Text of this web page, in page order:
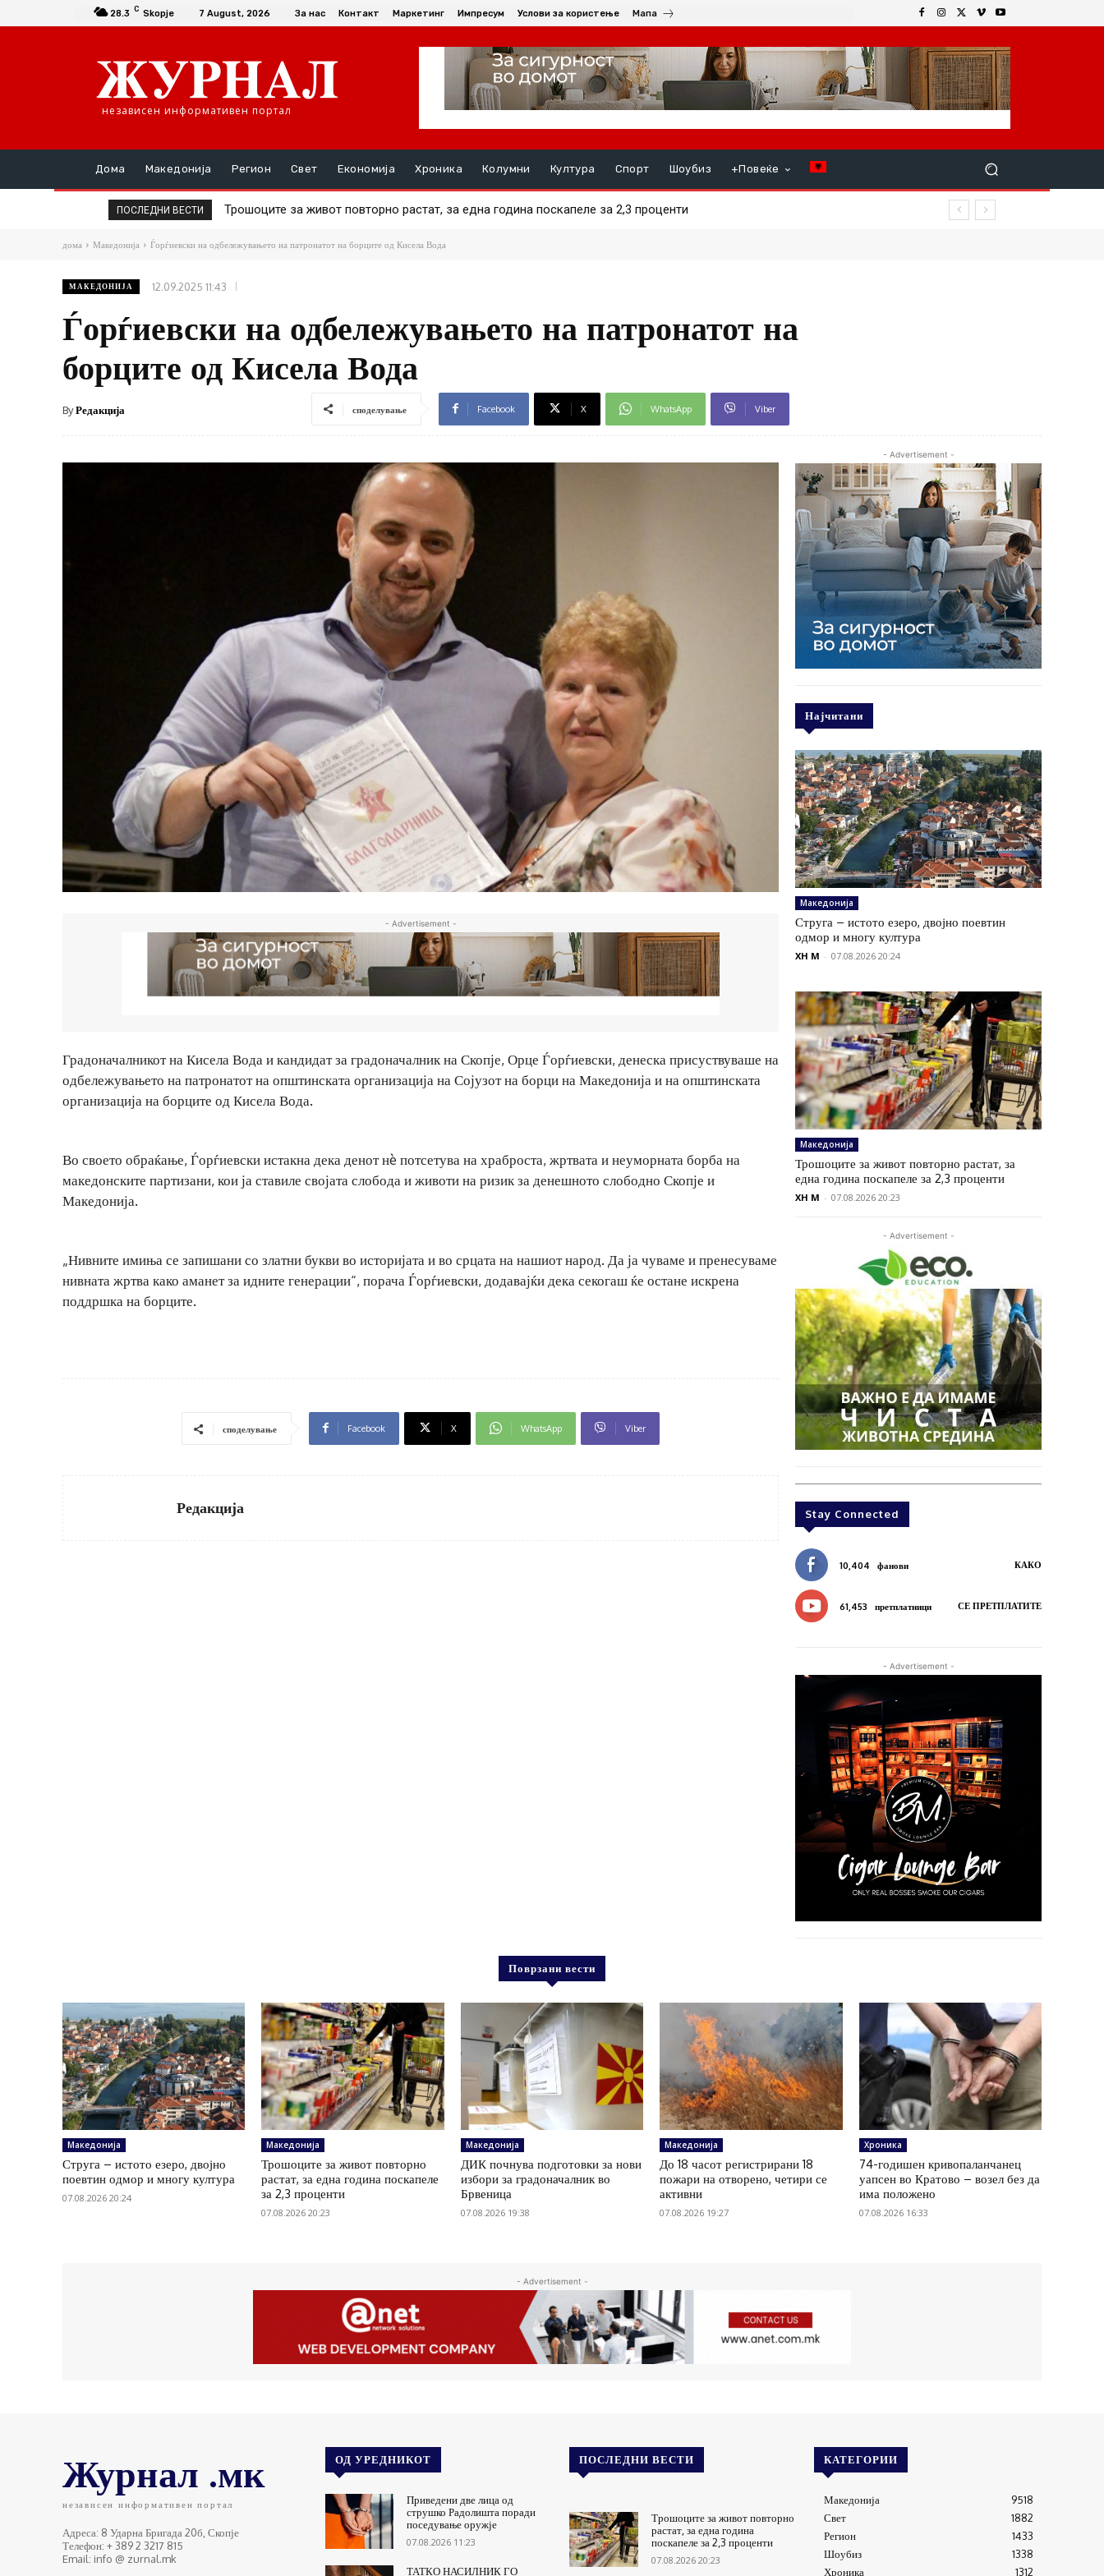
28.3 C Skopje 7 August, 2026 За нас Контакт Маркетинг Импресум Услови за користење Мапа
независен информативен портал
Дома Македонија Регион Свет Економија Хроника Колумни Култура Спорт Шоубиз +Повеќе
ПОСЛЕДНИ ВЕСТИ Трошоците за живот повторно растат, за една година поскапеле за 2,3 проценти
ДИК почнува подготовки за нови избори за градоначалник во Брвеница
дома Македонија Ѓорѓиевски на одбележувањето на патронатот на борците од Кисела Вода
МАКЕДОНИЈА 12.09.2025 11:43
Ѓорѓиевски на одбележувањето на патронатот на
борците од Кисела Вода
ByРедакција споделување Facebook X WhatsApp Viber
- Advertisement -
Градоначалникот на Кисела Вода и кандидат за градоначалник на Скопје, Орце Ѓорѓиевски, денеска присуствуваше на
одбележувањето на патронатот на општинската организација на Сојузот на борци на Македонија и на општинската
организација на борците од Кисела Вода.
Во своето обраќање, Ѓорѓиевски истакна дека денот нè потсетува на храброста, жртвата и неуморната борба на
македонските партизани, кои ја ставиле својата слобода и животи на ризик за денешното слободно Скопје и
Македонија.
„Нивните имиња се запишани со златни букви во историјата и во срцата на нашиот народ. Да ја чуваме и пренесуваме
нивната жртва како аманет за идните генерации“, порача Ѓорѓиевски, додавајќи дека секогаш ќе остане искрена
поддршка на борците.
споделување Facebook X WhatsApp Viber
Редакција
- Advertisement -
Најчитани
Македонија
Струга – истото езеро, двојно поевтин
одмор и многу култура
XH M - 07.08.2026 20:24
Македонија
Трошоците за живот повторно растат, за
една година поскапеле за 2,3 проценти
XH M - 07.08.2026 20:23
- Advertisement -
Stay Connected
10,404 фанови КАКО
61,453 претплатници СЕ ПРЕТПЛАТИТЕ
- Advertisement -
Поврзани вести
Македонија
Струга – истото езеро, двојно
поевтин одмор и многу култура
07.08.2026 20:24
Македонија
Трошоците за живот повторно
растат, за една година поскапеле
за 2,3 проценти
07.08.2026 20:23
Македонија
ДИК почнува подготовки за нови
избори за градоначалник во
Брвеница
07.08.2026 19:38
Македонија
До 18 часот регистрирани 18
пожари на отворено, четири се
активни
07.08.2026 19:27
Хроника
74-годишен кривопаланчанец
уапсен во Кратово – возел без да
има положено
07.08.2026 16:33
- Advertisement -
Журнал .мк
независен информативен портал
Адреса: 8 Ударна Бригада 20б, Скопје
Телефон: + 389 2 3217 815
Email: info @ zurnal.mk
ОД УРЕДНИКОТ
Приведени две лица од
струшко Радолишта поради
поседување оружје
07.08.2026 11:23
ТАТКО НАСИЛНИК ГО
ПОСЛЕДНИ ВЕСТИ
Трошоците за живот повторно
растат, за една година
поскапеле за 2,3 проценти
07.08.2026 20:23
КАТЕГОРИИ
Македонија
9518
Свет
1882
Регион
1433
Шоубиз
1338
Хроника
1312